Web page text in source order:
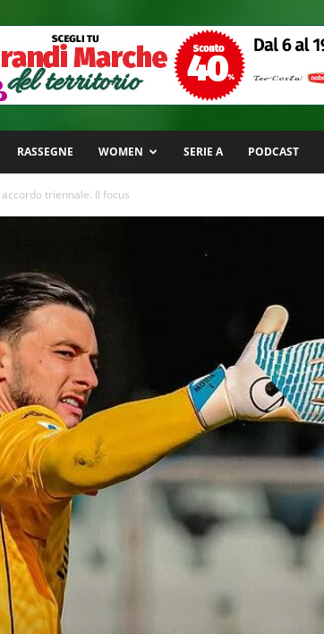
RASSEGNE WOMEN SERIE A PODCAST
triennale. Il focus